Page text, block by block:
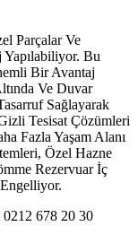
Parçalar Ve
Yapılabiliyor. Bu
Bir Avantaj
Ve Duvar
Sağlayarak
Tesisat Çözümleri
Fazla Yaşam Alanı
Özel Hazne
Rezervuar İç
0212 678 20 30